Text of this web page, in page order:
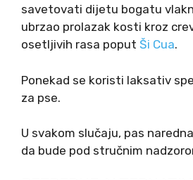
savetovati dijetu bogatu
ubrzao prolazak kosti kroz
osetljivih rasa poput Ši Cua.
Ponekad se koristi laksativ
za pse.
U svakom slučaju, pas
da bude pod stručnim